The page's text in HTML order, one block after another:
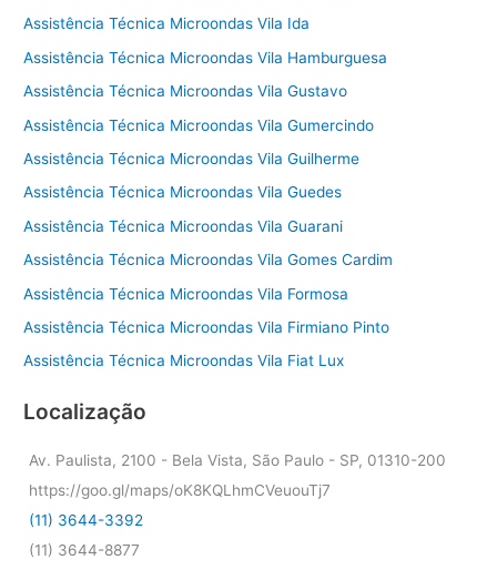
Assistência Técnica Microondas Vila Ida
Assistência Técnica Microondas Vila Hamburguesa
Assistência Técnica Microondas Vila Gustavo
Assistência Técnica Microondas Vila Gumercindo
Assistência Técnica Microondas Vila Guilherme
Assistência Técnica Microondas Vila Guedes
Assistência Técnica Microondas Vila Guarani
Assistência Técnica Microondas Vila Gomes Cardim
Assistência Técnica Microondas Vila Formosa
Assistência Técnica Microondas Vila Firmiano Pinto
Assistência Técnica Microondas Vila Fiat Lux
Localização
Av. Paulista, 2100 - Bela Vista, São Paulo - SP, 01310-200
https://goo.gl/maps/oK8KQLhmCVeuouTj7
(11) 3644-3392
(11) 3644-8877